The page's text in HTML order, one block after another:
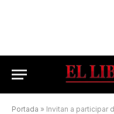
Portada » Invitan a participar de las